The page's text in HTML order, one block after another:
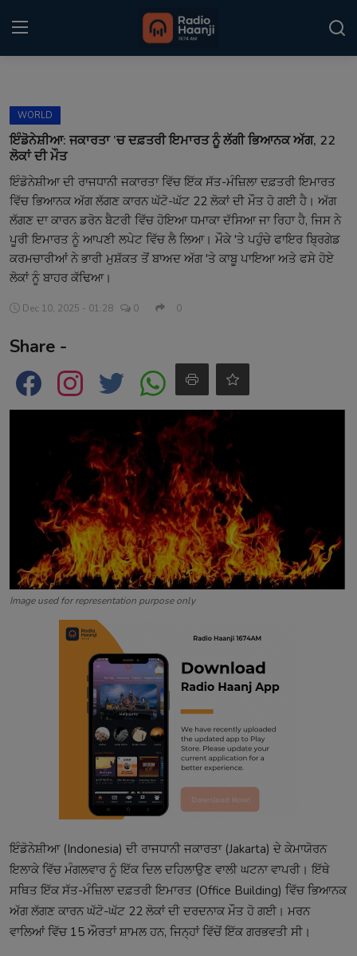
Home
Kitaab Kahani
Gallery
Sponsors
Matrimonial
Event
Contact
WORLD
ਇੰਡੋਨੇਸ਼ੀਆ: ਜਕਾਰਤਾ ’ਚ ਦਫ਼ਤਰੀ ਇਮਾਰਤ ਨੂੰ ਲੱਗੀ ਭਿਆਨਕ ਅੱਗ, 22
ਲੋਕਾਂ ਦੀ ਮੌਤ
ਇੰਡੋਨੇਸ਼ੀਆ ਦੀ ਰਾਜਧਾਨੀ ਜਕਾਰਤਾ ਵਿੱਚ ਇੱਕ ਸੱਤ-ਮੰਜ਼ਿਲਾ ਦਫ਼ਤਰੀ ਇਮਾਰਤ
ਵਿੱਚ ਭਿਆਨਕ ਅੱਗ ਲੱਗਣ ਕਾਰਨ ਘੱਟੋ-ਘੱਟ 22 ਲੋਕਾਂ ਦੀ ਮੌਤ ਹੋ ਗਈ ਹੈ। ਅੱਗ
ਲੱਗਣ ਦਾ ਕਾਰਨ ਡਰੋਨ ਬੈਟਰੀ ਵਿੱਚ ਹੋਇਆ ਧਮਾਕਾ ਦੱਸਿਆ ਜਾ ਰਿਹਾ ਹੈ, ਜਿਸ ਨੇ
ਪੂਰੀ ਇਮਾਰਤ ਨੂੰ ਆਪਣੀ ਲਪੇਟ ਵਿੱਚ ਲੈ ਲਿਆ। ਮੌਕੇ 'ਤੇ ਪਹੁੰਚੇ ਫਾਇਰ ਬ੍ਰਿਗੇਡ
ਕਰਮਚਾਰੀਆਂ ਨੇ ਭਾਰੀ ਮੁਸ਼ੱਕਤ ਤੋਂ ਬਾਅਦ ਅੱਗ 'ਤੇ ਕਾਬੂ ਪਾਇਆ ਅਤੇ ਫਸੇ ਹੋਏ
ਲੋਕਾਂ ਨੂੰ ਬਾਹਰ ਕੱਢਿਆ।
Dec 10, 2025 - 01:28 0 0
Share -
Image used for representation purpose only
ਇੰਡੋਨੇਸ਼ੀਆ (Indonesia) ਦੀ ਰਾਜਧਾਨੀ ਜਕਾਰਤਾ (Jakarta) ਦੇ ਕੇਮਾਯੋਰਨ
ਇਲਾਕੇ ਵਿੱਚ ਮੰਗਲਵਾਰ ਨੂੰ ਇੱਕ ਦਿਲ ਦਹਿਲਾਉਣ ਵਾਲੀ ਘਟਨਾ ਵਾਪਰੀ। ਇੱਥੇ
ਸਥਿਤ ਇੱਕ ਸੱਤ-ਮੰਜ਼ਿਲਾ ਦਫ਼ਤਰੀ ਇਮਾਰਤ (Office Building) ਵਿੱਚ ਭਿਆਨਕ
ਅੱਗ ਲੱਗਣ ਕਾਰਨ ਘੱਟੋ-ਘੱਟ 22 ਲੋਕਾਂ ਦੀ ਦਰਦਨਾਕ ਮੌਤ ਹੋ ਗਈ। ਮਰਨ
ਵਾਲਿਆਂ ਵਿੱਚ 15 ਔਰਤਾਂ ਸ਼ਾਮਲ ਹਨ, ਜਿਨ੍ਹਾਂ ਵਿੱਚੋਂ ਇੱਕ ਗਰਭਵਤੀ ਸੀ।